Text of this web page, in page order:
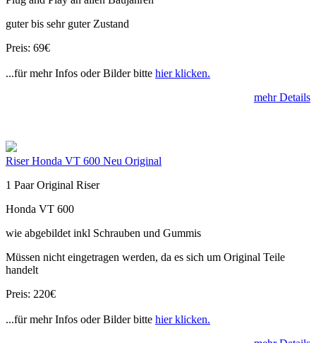
guter bis sehr guter Zustand
Preis: 69€
...für mehr Infos oder Bilder bitte hier klicken.
mehr Details
Riser Honda VT 600 Neu Original
1 Paar Original Riser
Honda VT 600
wie abgebildet inkl Schrauben und Gummis
Müssen nicht eingetragen werden, da es sich um Original Teile
handelt
Preis: 220€
...für mehr Infos oder Bilder bitte hier klicken.